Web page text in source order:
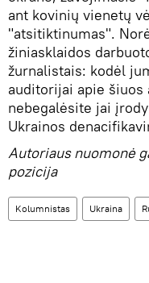
ant kovinių vienetų
"atsitiktinumas".
žiniasklaidos
žurnalistais: kodėl
auditorijai apie šiuos
nebegalėsite jai
Ukrainos
Autoriaus nuomonė
pozicija
Kolumnistas Ukraina